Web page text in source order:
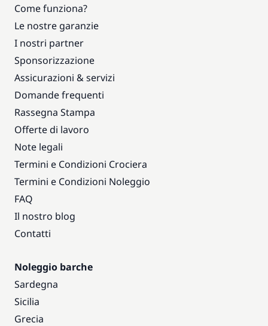
Come funziona?
Le nostre garanzie
I nostri partner
Sponsorizzazione
Assicurazioni & servizi
Domande frequenti
Rassegna Stampa
Offerte di lavoro
Note legali
Termini e Condizioni Crociera
Termini e Condizioni Noleggio
FAQ
Il nostro blog
Contatti
Noleggio barche
Sardegna
Sicilia
Grecia